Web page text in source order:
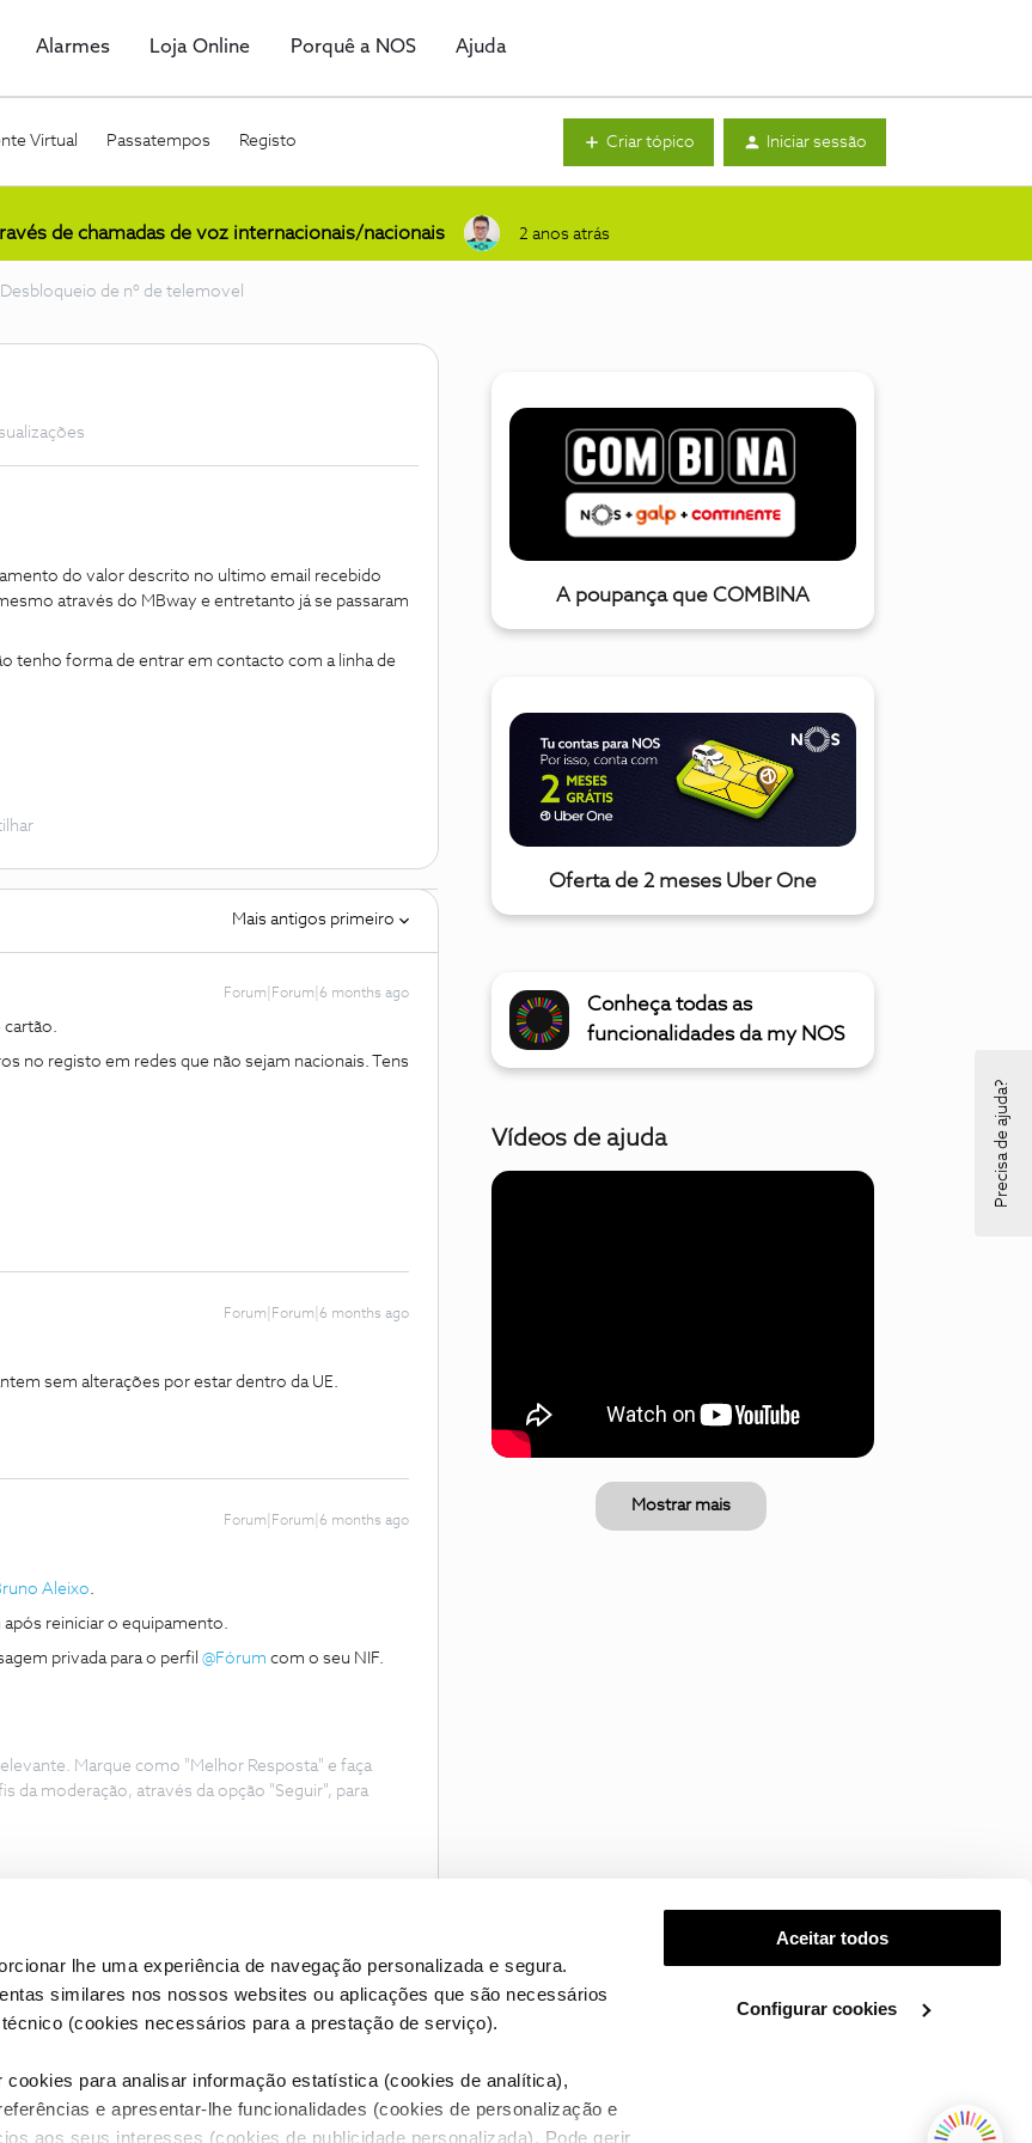
lhe uma experiência de navegação personalizada e segura.
similares nos nossos websites ou aplicações que são necessários
(cookies necessários para a prestação de serviço).
para analisar informação estatística (cookies de analítica),
e apresentar-lhe funcionalidades (cookies de personalização e
aos seus interesses (cookies de publicidade personalizada). Pode gerir
Aceitar todos
Configurar cookies
Alarmes Loja Online Porquê a NOS Ajuda
Virtual Passatempos Registo Criar tópico Iniciar sessão
de chamadas de voz internacionais/nacionais 2 anos atrás
Desbloqueio de nº de telemovel
do valor descrito no ultimo email recebido
através do MBway e entretanto já se passaram
tenho forma de entrar em contacto com a linha de
Mais antigos primeiro
Forum|Forum|6 months ago
cartão.
no registo em redes que não sejam nacionais. Tens
Forum|Forum|6 months ago
sem alterações por estar dentro da UE.
Forum|Forum|6 months ago
Aleixo.
reiniciar o equipamento.
privada para o perfil @Fórum com o seu NIF.
Marque como "Melhor Resposta" e faça
da moderação, através da opção "Seguir", para
A poupança que COMBINA
Oferta de 2 meses Uber One
Conheça todas as
funcionalidades da my NOS
Vídeos de ajuda
Mostrar mais
Condições do Fórum NOS Accessibility statement
Precisa de ajuda?